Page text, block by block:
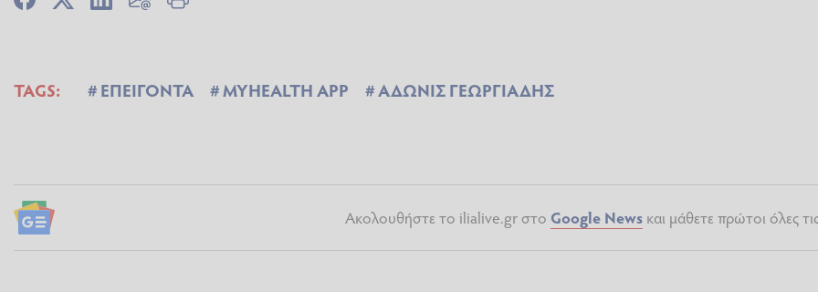
TAGS: ΕΠΕΙΓΟΝΤΑ MYHEALTH APP ΑΔΩΝΙΣ ΓΕΩΡΓΙΑΔΗΣ
Ακολουθήστε το ilialive.gr στο Google Newsκαι μάθετε πρώτοι όλες